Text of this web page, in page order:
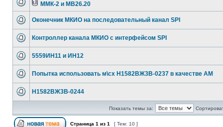
ММК-2 и МВ26.20
Оконечник МКИО на последовательный канал SPI
Контроллер канала МКИО с интерфейсом SPI
5559ИН11 и ИН12
Попытка использовать м\сх Н1582ВЖ3В-0237 в качестве AM
Н1582ВЖ3В-0244
Показать темы за:
Страница 1 из 1 [ Тем: 10 ]